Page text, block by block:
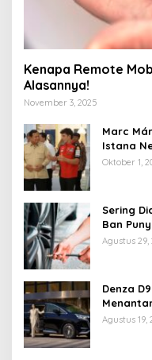
Kenapa Remote
Alasannya!
November 3, 2025
Marc
Istana
2025
Oktober 1,
Sering
Ban
Agustus 29,
Denza
Agustus 19,